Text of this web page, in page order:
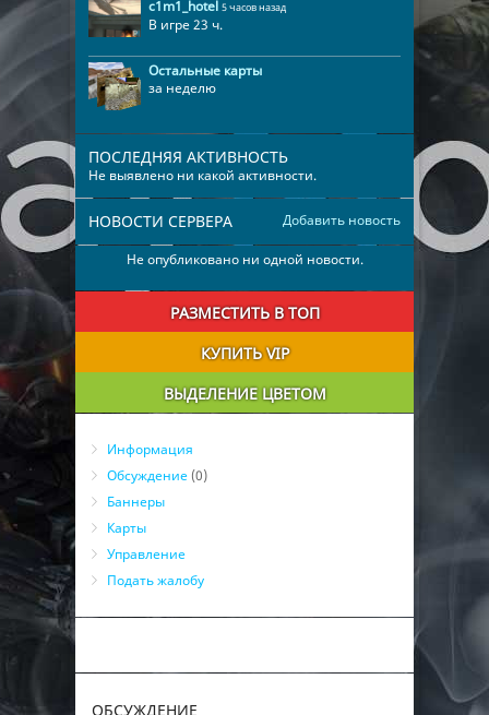
c1m1_hotel 5 часов назад
В игре 23 ч.
Остальные карты
за неделю
ПОСЛЕДНЯЯ АКТИВНОСТЬ
Не выявлено ни какой активности.
Добавить новость
НОВОСТИ СЕРВЕРА
Не опубликовано ни одной новости.
РАЗМЕСТИТЬ В ТОП
КУПИТЬ VIP
ВЫДЕЛЕНИЕ ЦВЕТОМ
Информация
Обсуждение (0)
Баннеры
Карты
Управление
Подать жалобу
ОБСУЖДЕНИЕ